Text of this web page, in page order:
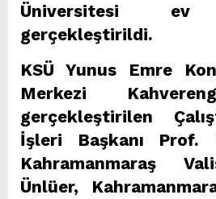
Üniversitesi ev
gerçekleştirildi.
KSÜ Yunus Emre
Merkezi
gerçekleştirilen
İşleri Başkanı Prof.
Kahramanmaraş
Ünlüer,